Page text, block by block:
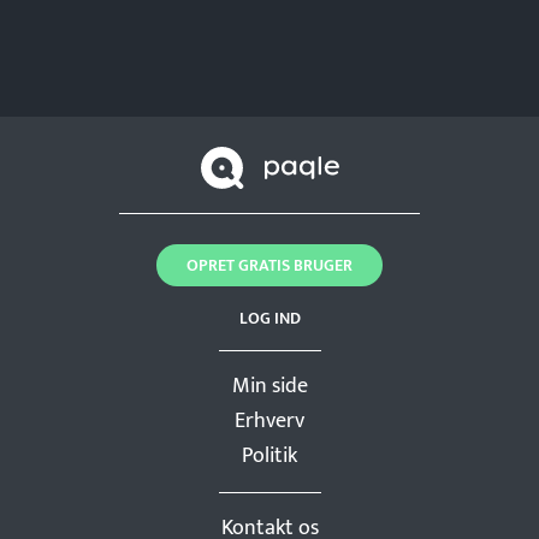
Min side
Erhverv
Politik
Kontakt os
LOG IND
OPRET GRATIS BRUGER